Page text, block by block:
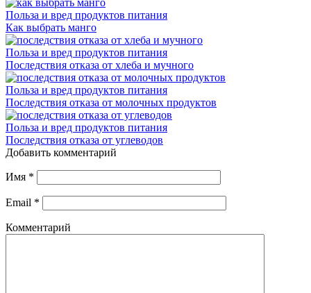
Польза и вред продуктов питания
Как выбрать манго
Польза и вред продуктов питания
Последствия отказа от хлеба и мучного
Польза и вред продуктов питания
Последствия отказа от молочных продуктов
Польза и вред продуктов питания
Последствия отказа от углеводов
Добавить комментарий
Имя *
Email *
Комментарий